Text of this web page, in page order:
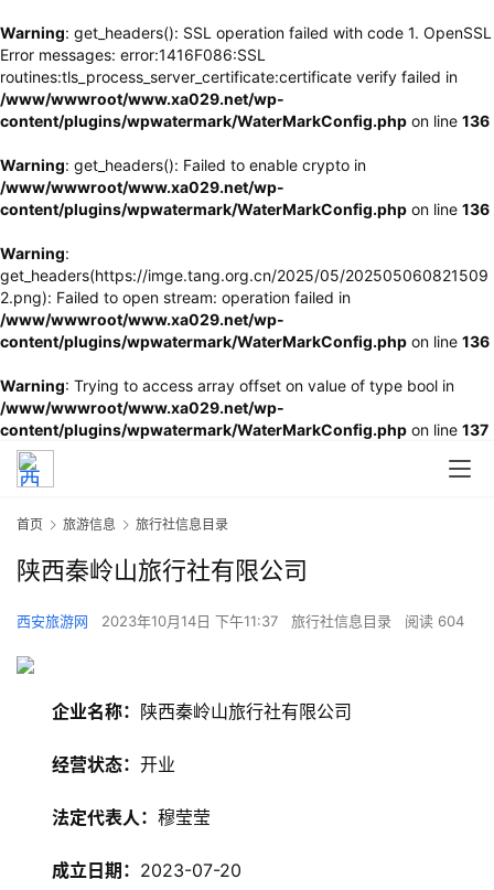
Warning: get_headers(): SSL operation failed with code 1. OpenSSL
Error messages: error:1416F086:SSL
routines:tls_process_server_certificate:certificate verify failed in
/www/wwwroot/www.xa029.net/wp-
content/plugins/wpwatermark/WaterMarkConfig.php on line 136
Warning: get_headers(): Failed to enable crypto in
/www/wwwroot/www.xa029.net/wp-
content/plugins/wpwatermark/WaterMarkConfig.php on line 136
Warning:
get_headers(https://imge.tang.org.cn/2025/05/202505060821509
2.png): Failed to open stream: operation failed in
/www/wwwroot/www.xa029.net/wp-
content/plugins/wpwatermark/WaterMarkConfig.php on line 136
Warning: Trying to access array offset on value of type bool in
/www/wwwroot/www.xa029.net/wp-
content/plugins/wpwatermark/WaterMarkConfig.php on line 137
首页 旅游信息 旅行社信息目录
陕西秦岭山旅行社有限公司
西安旅游网 2023年10月14日 下午11:37 旅行社信息目录 阅读 604
企业名称： 陕西秦岭山旅行社有限公司
经营状态： 开业
法定代表人： 穆莹莹
成立日期： 2023-07-20